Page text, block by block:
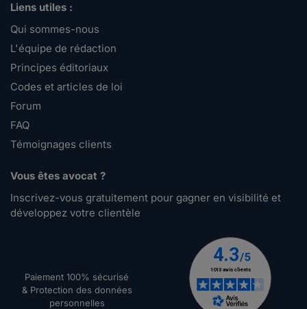
Liens utiles :
Qui sommes-nous
L'équipe de rédaction
Principes éditoriaux
Codes et articles de loi
Forum
FAQ
Témoignages clients
Vous êtes avocat ?
Inscrivez-vous gratuitement pour gagner en visibilité et
développez votre clientèle
Paiement 100% sécurisé
& Protection des données
personnelles